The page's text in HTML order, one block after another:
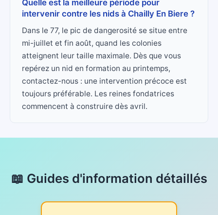
Quelle est la meilleure période pour
intervenir contre les nids à Chailly En Biere ?
Dans le 77, le pic de dangerosité se situe entre
mi-juillet et fin août, quand les colonies
atteignent leur taille maximale. Dès que vous
repérez un nid en formation au printemps,
contactez-nous : une intervention précoce est
toujours préférable. Les reines fondatrices
commencent à construire dès avril.
📖 Guides d'information détaillés